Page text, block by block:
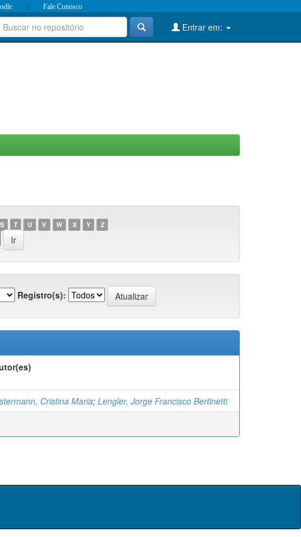
| Fale Conosco
Entrar em:
S T U V W X Y Z
Registro(s):
Cristina Maria; Lengler, Jorge Francisco Bertinetti